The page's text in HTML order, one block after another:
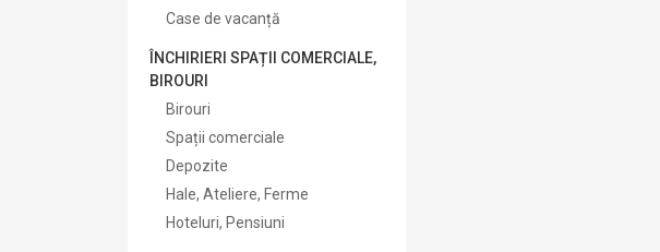
Case de vacanță
ÎNCHIRIERI SPAȚII COMERCIALE,
BIROURI
Birouri
Spații comerciale
Depozite
Hale, Ateliere, Ferme
Hoteluri, Pensiuni